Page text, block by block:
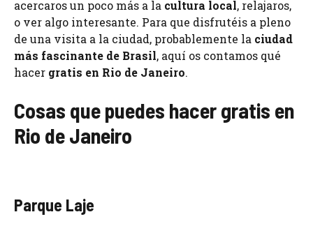
acercaros un poco más a la cultura local, relajaros,
o ver algo interesante. Para que disfrutéis a pleno
de una visita a la ciudad, probablemente la ciudad
más fascinante de Brasil, aquí os contamos qué
hacer gratis en Rio de Janeiro.
Cosas que puedes hacer gratis en
Rio de Janeiro
Parque Laje